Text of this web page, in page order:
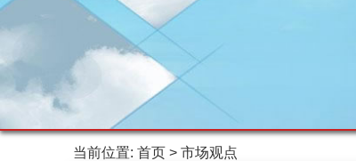
当前位置: 首页 > 市场观点